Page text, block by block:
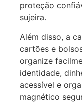
proteção
sujeira.
Além disso, a
cartões e
organize
identidade,
acessível e
magnético